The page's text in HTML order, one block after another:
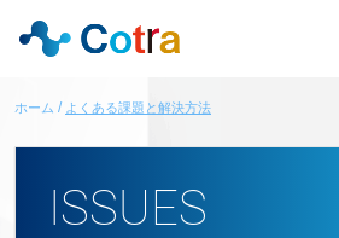
ホーム よくある課題と解決方法
ISSUES